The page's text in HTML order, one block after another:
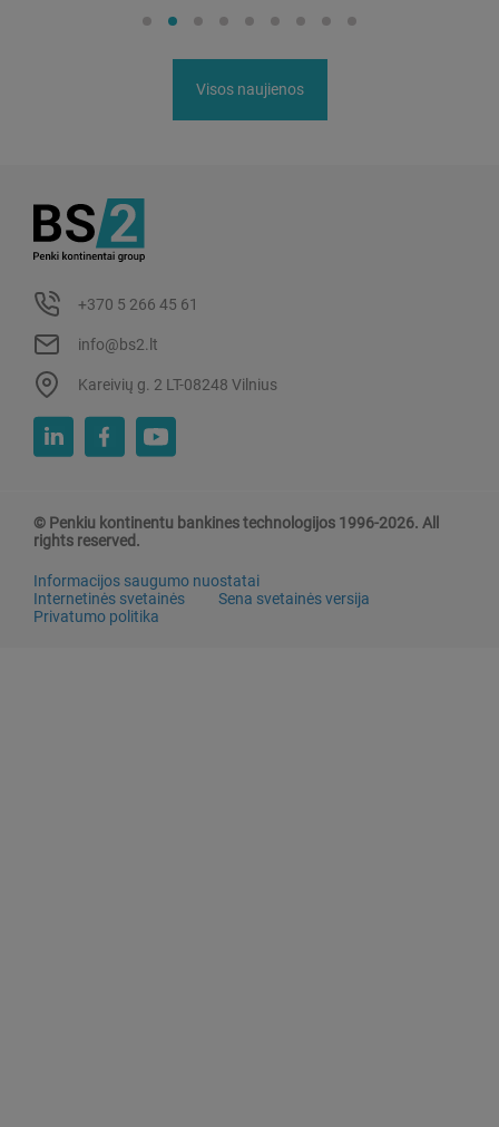
Visos naujienos
+370 5 266 45 61
info@bs2.lt
Kareivių g. 2 LT-08248 Vilnius
© Penkiu kontinentu bankines technologijos 1996-2026. All
rights reserved.
Informacijos saugumo nuostatai
Internetinės svetainės
Sena svetainės versija
Privatumo politika